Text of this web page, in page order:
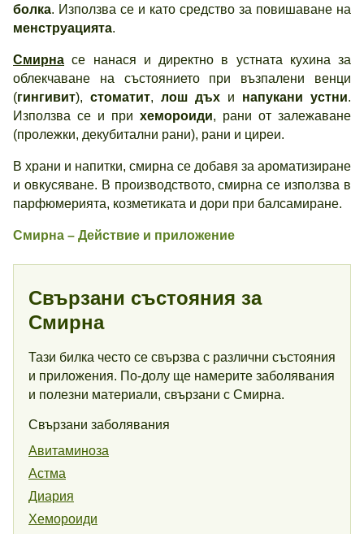
болка. Използва се и като средство за повишаване на
менструацията.
Смирна се нанася и директно в устната кухина за
облекчаване на състоянието при възпалени венци
(гингивит), стоматит, лош дъх и напукани устни.
Използва се и при хемороиди, рани от залежаване
(пролежки, декубитални рани), рани и циреи.
В храни и напитки, смирна се добавя за ароматизиране
и овкусяване. В производството, смирна се използва в
парфюмерията, козметиката и дори при балсамиране.
Смирна – Действие и приложение
Свързани състояния за
Смирна
Тази билка често се свързва с различни състояния
и приложения. По-долу ще намерите заболявания
и полезни материали, свързани с Смирна.
Свързани заболявания
Авитаминоза
Астма
Диария
Хемороиди